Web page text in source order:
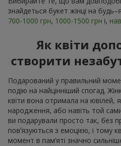
знайдеться букет жінці на
700-1000 грн, 1000-1500 грн і,
Як квіти
створити
Подарований у правильний
подію на найцінніший спогад.
квіти вона отримала на ювілей,
народження, або навіть той
ви подарували просто так, без
повʼязуються з емоцією, і тому
момент в пам’яті значно